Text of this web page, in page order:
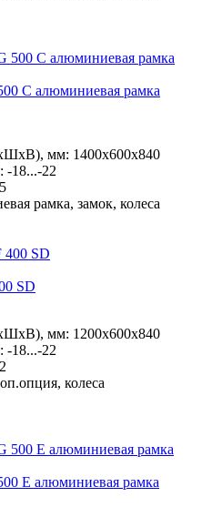
C алюминиевая рамка
мм: 1400х600х840
-18...-22
5
рамка, замок, колеса
SD
мм: 1200х600х840
-18...-22
2
колеса
E алюминиевая рамка